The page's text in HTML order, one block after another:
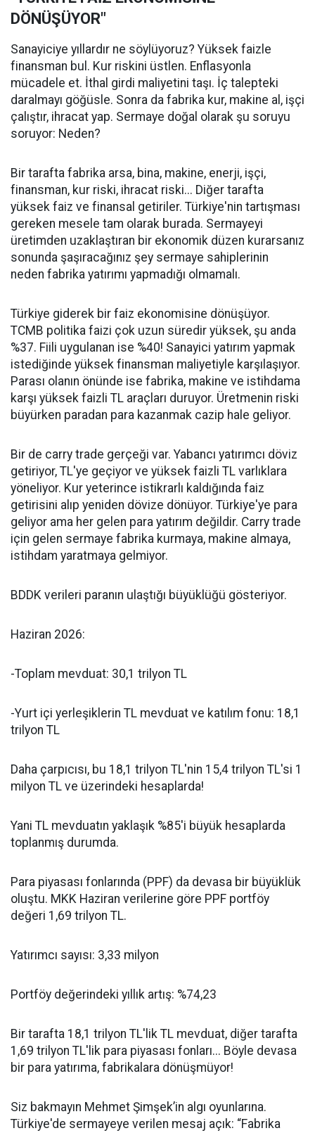
DÖNÜŞÜYOR"
Sanayiciye yıllardır ne söylüyoruz? Yüksek faizle
finansman bul. Kur riskini üstlen. Enflasyonla
mücadele et. İthal girdi maliyetini taşı. İç talepteki
daralmayı göğüsle. Sonra da fabrika kur, makine al, işçi
çalıştır, ihracat yap. Sermaye doğal olarak şu soruyu
soruyor: Neden?
Bir tarafta fabrika arsa, bina, makine, enerji, işçi,
finansman, kur riski, ihracat riski... Diğer tarafta
yüksek faiz ve finansal getiriler. Türkiye'nin tartışması
gereken mesele tam olarak burada. Sermayeyi
üretimden uzaklaştıran bir ekonomik düzen kurarsanız
sonunda şaşıracağınız şey sermaye sahiplerinin
neden fabrika yatırımı yapmadığı olmamalı.
Türkiye giderek bir faiz ekonomisine dönüşüyor.
TCMB politika faizi çok uzun süredir yüksek, şu anda
%37. Fiili uygulanan ise %40! Sanayici yatırım yapmak
istediğinde yüksek finansman maliyetiyle karşılaşıyor.
Parası olanın önünde ise fabrika, makine ve istihdama
karşı yüksek faizli TL araçları duruyor. Üretmenin riski
büyürken paradan para kazanmak cazip hale geliyor.
Bir de carry trade gerçeği var. Yabancı yatırımcı döviz
getiriyor, TL'ye geçiyor ve yüksek faizli TL varlıklara
yöneliyor. Kur yeterince istikrarlı kaldığında faiz
getirisini alıp yeniden dövize dönüyor. Türkiye'ye para
geliyor ama her gelen para yatırım değildir. Carry trade
için gelen sermaye fabrika kurmaya, makine almaya,
istihdam yaratmaya gelmiyor.
BDDK verileri paranın ulaştığı büyüklüğü gösteriyor.
Haziran 2026:
-Toplam mevduat: 30,1 trilyon TL
-Yurt içi yerleşiklerin TL mevduat ve katılım fonu: 18,1
trilyon TL
Daha çarpıcısı, bu 18,1 trilyon TL'nin 15,4 trilyon TL'si 1
milyon TL ve üzerindeki hesaplarda!
Yani TL mevduatın yaklaşık %85'i büyük hesaplarda
toplanmış durumda.
Para piyasası fonlarında (PPF) da devasa bir büyüklük
oluştu. MKK Haziran verilerine göre PPF portföy
değeri 1,69 trilyon TL.
Yatırımcı sayısı: 3,33 milyon
Portföy değerindeki yıllık artış: %74,23
Bir tarafta 18,1 trilyon TL'lik TL mevduat, diğer tarafta
1,69 trilyon TL'lik para piyasası fonları... Böyle devasa
bir para yatırıma, fabrikalara dönüşmüyor!
Siz bakmayın Mehmet Şimşek’in algı oyunlarına.
Türkiye'de sermayeye verilen mesaj açık: “Fabrika